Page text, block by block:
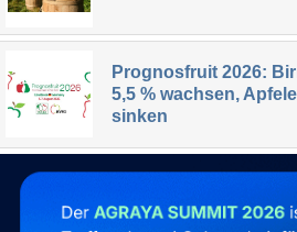
Prognosfruit 2026:
5,5 % wachsen,
sinken